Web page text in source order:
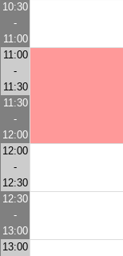
10:30
-
11:00
11:00
-
11:30
11:30
-
12:00
12:00
-
12:30
12:30
-
13:00
13:00